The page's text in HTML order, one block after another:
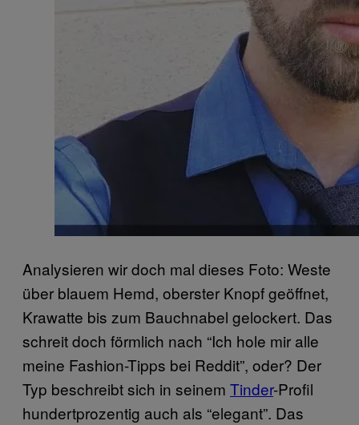
Analysieren wir doch mal dieses Foto: Weste
über blauem Hemd, oberster Knopf geöffnet,
Krawatte bis zum Bauchnabel gelockert. Das
schreit doch förmlich nach “Ich hole mir alle
meine Fashion-Tipps bei Reddit”, oder? Der
Typ beschreibt sich in seinem Tinder-Profil
hundertprozentig auch als “elegant”. Das